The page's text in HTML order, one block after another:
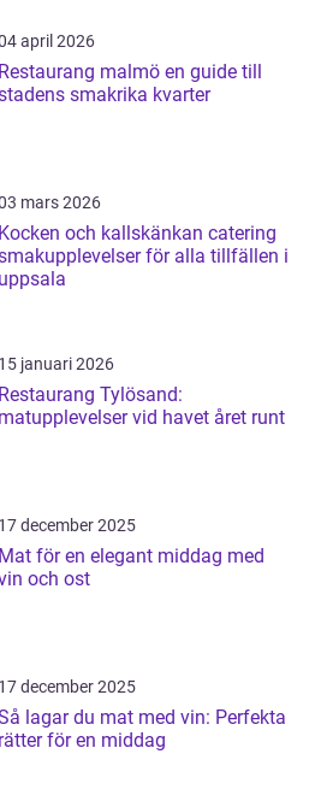
april 2026
Restaurang malmö en guide till
smakrika kvarter
mars 2026
Kocken och kallskänkan catering
för alla tillfällen i
uppsala
15 januari 2026
Restaurang Tylösand:
matupplevelser vid havet året runt
17 december 2025
Mat för en elegant middag med
och ost
17 december 2025
lagar du mat med vin: Perfekta
rätter för en middag